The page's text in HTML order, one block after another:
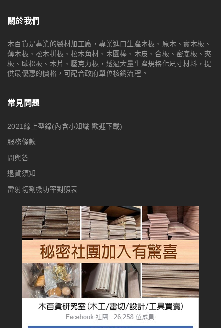
關於我們
木百貨是專業的製材加工廠，專業進口生產木板、原木、實木板、
薄木板、松木拼板、松木角材、木圓棒、木皮、合板、密底板、夾
板、歐松板、木片、壓克力板，透過大量生產規格化尺寸材料，提
供最優惠的價格，可配合政府單位核銷流程。
常見問題
2021線上型錄(內含小知識 歡迎下載)
服務條款
問與答
退貨須知
雷射切割機功率對照表